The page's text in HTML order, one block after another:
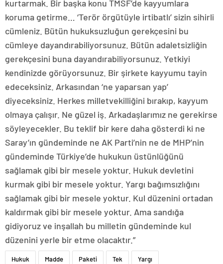
kurtarmak. Bir başka konu TMSF’de kayyumlara
koruma getirme… ‘Terör örgütüyle irtibatlı’ sizin sihirli
cümleniz. Bütün hukuksuzluğun gerekçesini bu
cümleye dayandırabiliyorsunuz. Bütün adaletsizliğin
gerekçesini buna dayandırabiliyorsunuz. Yetkiyi
kendinizde görüyorsunuz. Bir şirkete kayyumu tayin
edeceksiniz. Arkasından ‘ne yaparsan yap’
diyeceksiniz. Herkes milletvekilliğini bırakıp, kayyum
olmaya çalışır. Ne güzel iş. Arkadaşlarımız ne gerekirse
söyleyecekler. Bu teklif bir kere daha gösterdi ki ne
Saray’ın gündeminde ne AK Parti’nin ne de MHP’nin
gündeminde Türkiye’de hukukun üstünlüğünü
sağlamak gibi bir mesele yoktur. Hukuk devletini
kurmak gibi bir mesele yoktur. Yargı bağımsızlığını
sağlamak gibi bir mesele yoktur. Kul düzenini ortadan
kaldırmak gibi bir mesele yoktur. Ama sandığa
gidiyoruz ve inşallah bu milletin gündeminde kul
düzenini yerle bir etme olacaktır.”
Hukuk Madde Paketi Tek Yargı